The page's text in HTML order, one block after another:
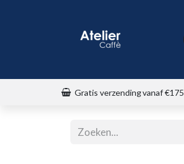
Gratis verzendingvanaf €175